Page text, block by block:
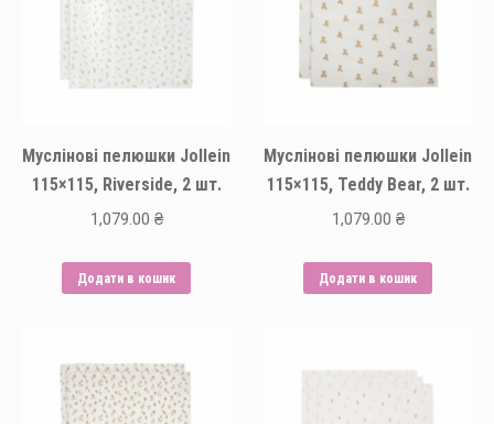
Муслінові пелюшки Jollein
115×115, Riverside, 2 шт.
1,079.00 ₴
Додати в кошик
Муслінові пелюшки Jollein
115×115, Teddy Bear, 2 шт.
1,079.00 ₴
Додати в кошик